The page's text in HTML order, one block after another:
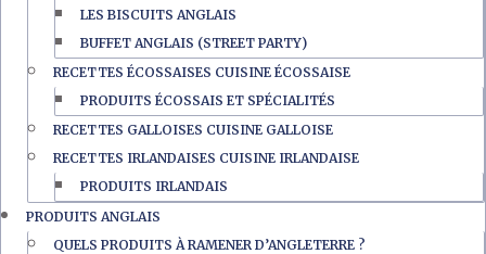
LES BISCUITS ANGLAIS
BUFFET ANGLAIS (STREET PARTY)
RECETTES ÉCOSSAISES CUISINE ÉCOSSAISE
PRODUITS ÉCOSSAIS ET SPÉCIALITÉS
RECETTES GALLOISES CUISINE GALLOISE
RECETTES IRLANDAISES CUISINE IRLANDAISE
PRODUITS IRLANDAIS
PRODUITS ANGLAIS
QUELS PRODUITS À RAMENER D’ANGLETERRE ?